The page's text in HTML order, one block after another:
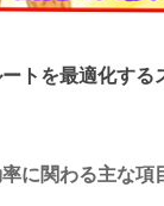
トを最適化する
に関わる主な項